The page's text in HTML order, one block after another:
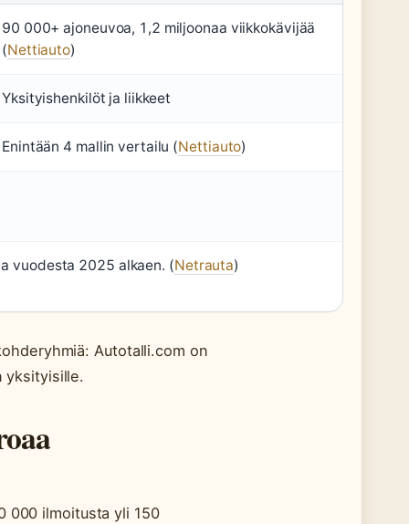
90 000+ ajoneuvoa, 1,2 miljoonaa viikkokävijää
(Nettiauto)
Yksityishenkilöt ja liikkeet
Enintään 4 mallin vertailu (Nettiauto)
vuodesta 2025 alkaen. (Netrauta)
Autotalli.com on
yksityisille.
000 ilmoitusta yli 150